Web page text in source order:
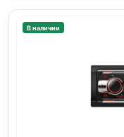
В наличии